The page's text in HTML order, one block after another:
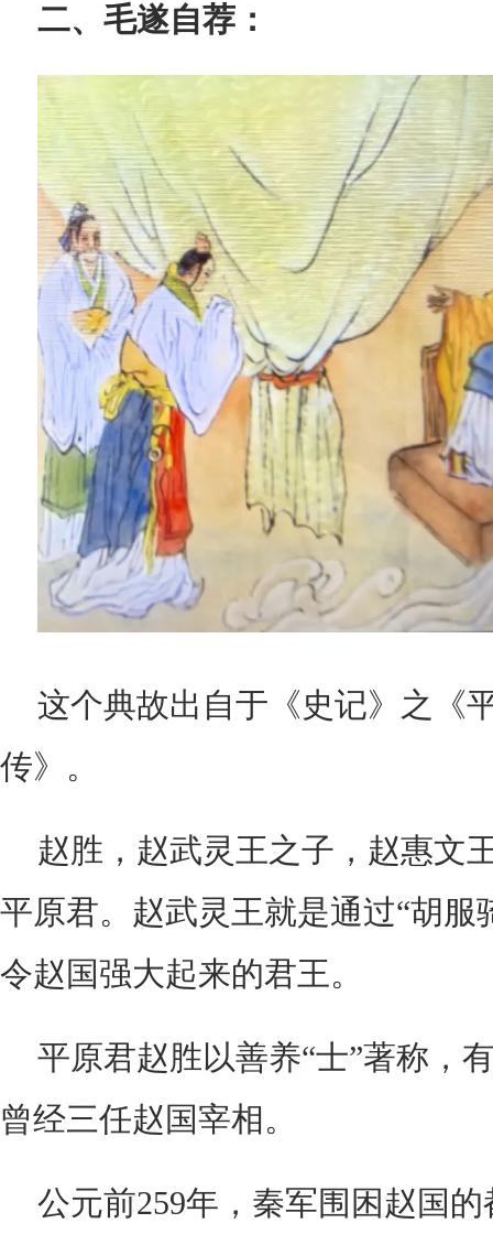
二、毛遂自荐：
这个典故出自于《史记》之《
传》。
赵胜，赵武灵王之子，赵惠文
平原君。赵武灵王就是通过“胡服
令赵国强大起来的君王。
平原君赵胜以善养“士”著称，
曾经三任赵国宰相。
公元前259年，秦军围困赵国